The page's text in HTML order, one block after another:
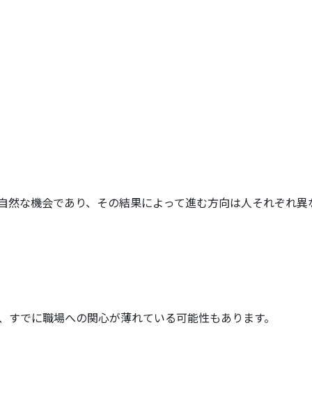
な機会であり、その結果によって進む方向は人それぞれ異
でに職場への関心が薄れている可能性もあります。